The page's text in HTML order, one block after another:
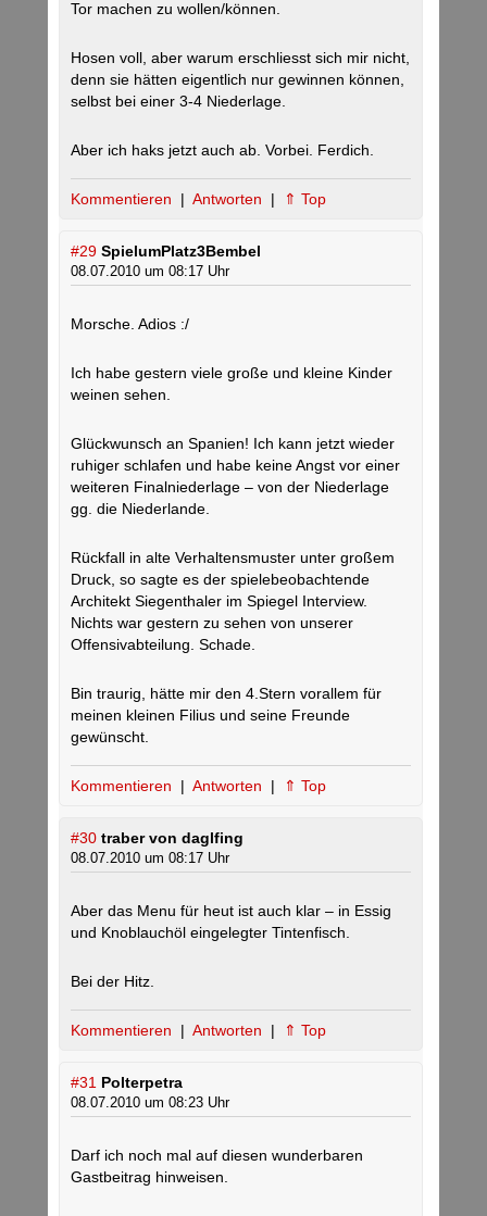
Tor machen zu wollen/können.
Hosen voll, aber warum erschliesst sich mir nicht,
denn sie hätten eigentlich nur gewinnen können,
selbst bei einer 3-4 Niederlage.
Aber ich haks jetzt auch ab. Vorbei. Ferdich.
Kommentieren | Antworten | ⇑ Top
#29 SpielumPlatz3Bembel
08.07.2010 um 08:17 Uhr
Morsche. Adios :/
Ich habe gestern viele große und kleine Kinder
weinen sehen.
Glückwunsch an Spanien! Ich kann jetzt wieder
ruhiger schlafen und habe keine Angst vor einer
weiteren Finalniederlage – von der Niederlage
gg. die Niederlande.
Rückfall in alte Verhaltensmuster unter großem
Druck, so sagte es der spielebeobachtende
Architekt Siegenthaler im Spiegel Interview.
Nichts war gestern zu sehen von unserer
Offensivabteilung. Schade.
Bin traurig, hätte mir den 4.Stern vorallem für
meinen kleinen Filius und seine Freunde
gewünscht.
Kommentieren | Antworten | ⇑ Top
#30 traber von daglfing
08.07.2010 um 08:17 Uhr
Aber das Menu für heut ist auch klar – in Essig
und Knoblauchöl eingelegter Tintenfisch.
Bei der Hitz.
Kommentieren | Antworten | ⇑ Top
#31 Polterpetra
08.07.2010 um 08:23 Uhr
Darf ich noch mal auf diesen wunderbaren
Gastbeitrag hinweisen.